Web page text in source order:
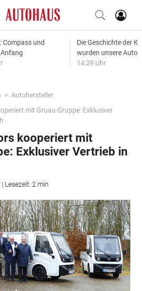
Compass und
Die Geschichte der
wurden unsere
14:29 Uhr
Autohersteller
mit Gruau-Gruppe: Exklusiver
kooperiert mit
Exklusiver Vertrieb in
Lesezeit: 2 min